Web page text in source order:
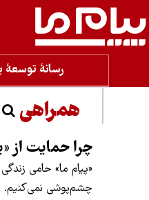
رسانۀ توسعۀ
همراهی
چرا حمایت از
«پیام ما» حامی
چشم‌پوشی نمی‌کنیم.